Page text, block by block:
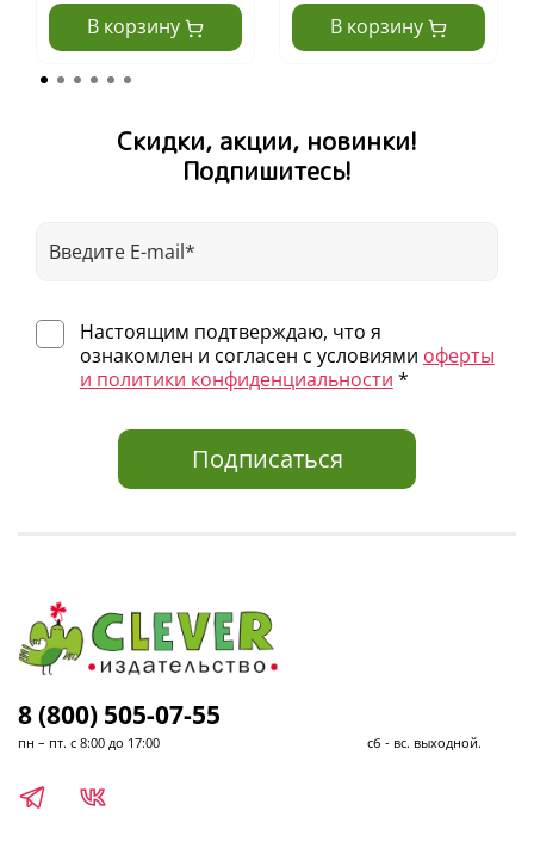
В корзину В корзину
Скидки, акции, новинки!
Подпишитесь!
Настоящим подтверждаю, что я
ознакомлен и согласен с условиями оферты
и политики конфиденциальности *
Подписаться
8 (800) 505-07-55
пн – пт. с 8:00 до 17:00 сб - вс. выходной.